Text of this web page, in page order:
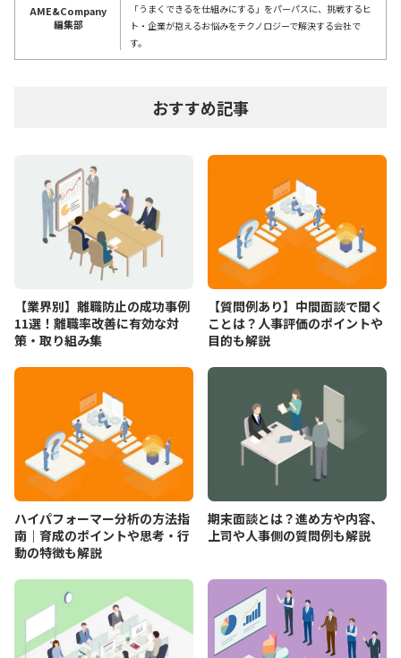
AME&Company
編集部
「うまくできるを仕組みにする」をパーパスに、挑戦するヒ
ト・企業が抱えるお悩みをテクノロジーで解決する会社で
す。
おすすめ記事
【業界別】離職防止の成功事例
11選！離職率改善に有効な対
策・取り組み集
【質問例あり】中間面談で聞く
ことは？人事評価のポイントや
目的も解説
ハイパフォーマー分析の方法指
南｜育成のポイントや思考・行
動の特徴も解説
期末面談とは？進め方や内容、
上司や人事側の質問例も解説